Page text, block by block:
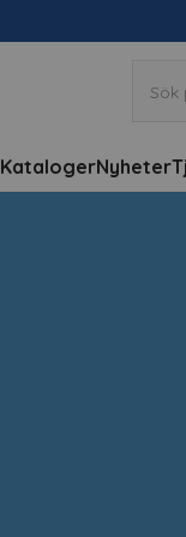
KatalogerNyheter